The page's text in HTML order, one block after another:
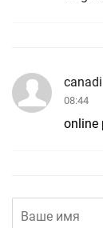
08:44
online